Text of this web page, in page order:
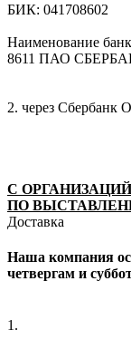
БИК: 041708602
Наименование
8611 ПАО
2. через Сбербанк
С
ПО
Доставка
Наша компания
четвергам и
1.